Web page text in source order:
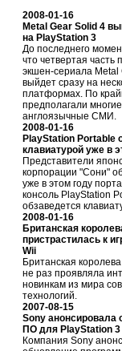
2008-01-16
Metal Gear Solid 4
на PlayStation 3
До последнего
что четвертая часть
экшен-сериала Metal
выйдет сразу на
платформах. По
предполагали многие
англоязычные СМИ.
2008-01-16
PlayStation Portable
клавиатурой уже в
Представители
корпорации "Сони"
уже в этом году
консоль PlayStation
обзаведется
2008-01-16
Британская
пристрастилась к
Wii
Британская королева
не раз проявляла
новинкам из мира
технологий.
2007-08-15
Sony анонсировала
ПО для PlayStation 3
Компания Sony